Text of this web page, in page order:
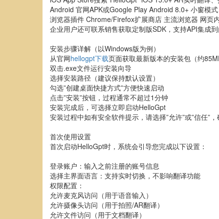
Android 官网APK或Google Play Android 8.0+ 小窗模
浏览器插件 Chrome/Firefox扩展商店 主流浏览器 网页
企业用户还可联系销售获取定制版SDK，支持API集成
安装步骤详解（以Windows版为例）
从官网hellogpt下载页面获取最新版本的安装包（约
双击.exe文件运行安装向导
选择安装路径（建议保持默认设置）
勾选”创建桌面快捷方式”方便快速启动
点击”安装”按钮，过程通常不超过1分钟
安装完成后，可选择立即启动HelloGpt
安装过程中如有安全软件提示，请选择”允许”或”信任”
首次使用设置
首次启动HelloGpt时，系统会引导您完成以下设置：
登录账户：输入之前注册的账号信息
选择主界面语言：支持实时切换，不影响翻译功能
权限配置：
允许麦克风访问（用于语音输入）
允许摄像头访问（用于拍照/AR翻译）
允许文件访问（用于文档翻译）